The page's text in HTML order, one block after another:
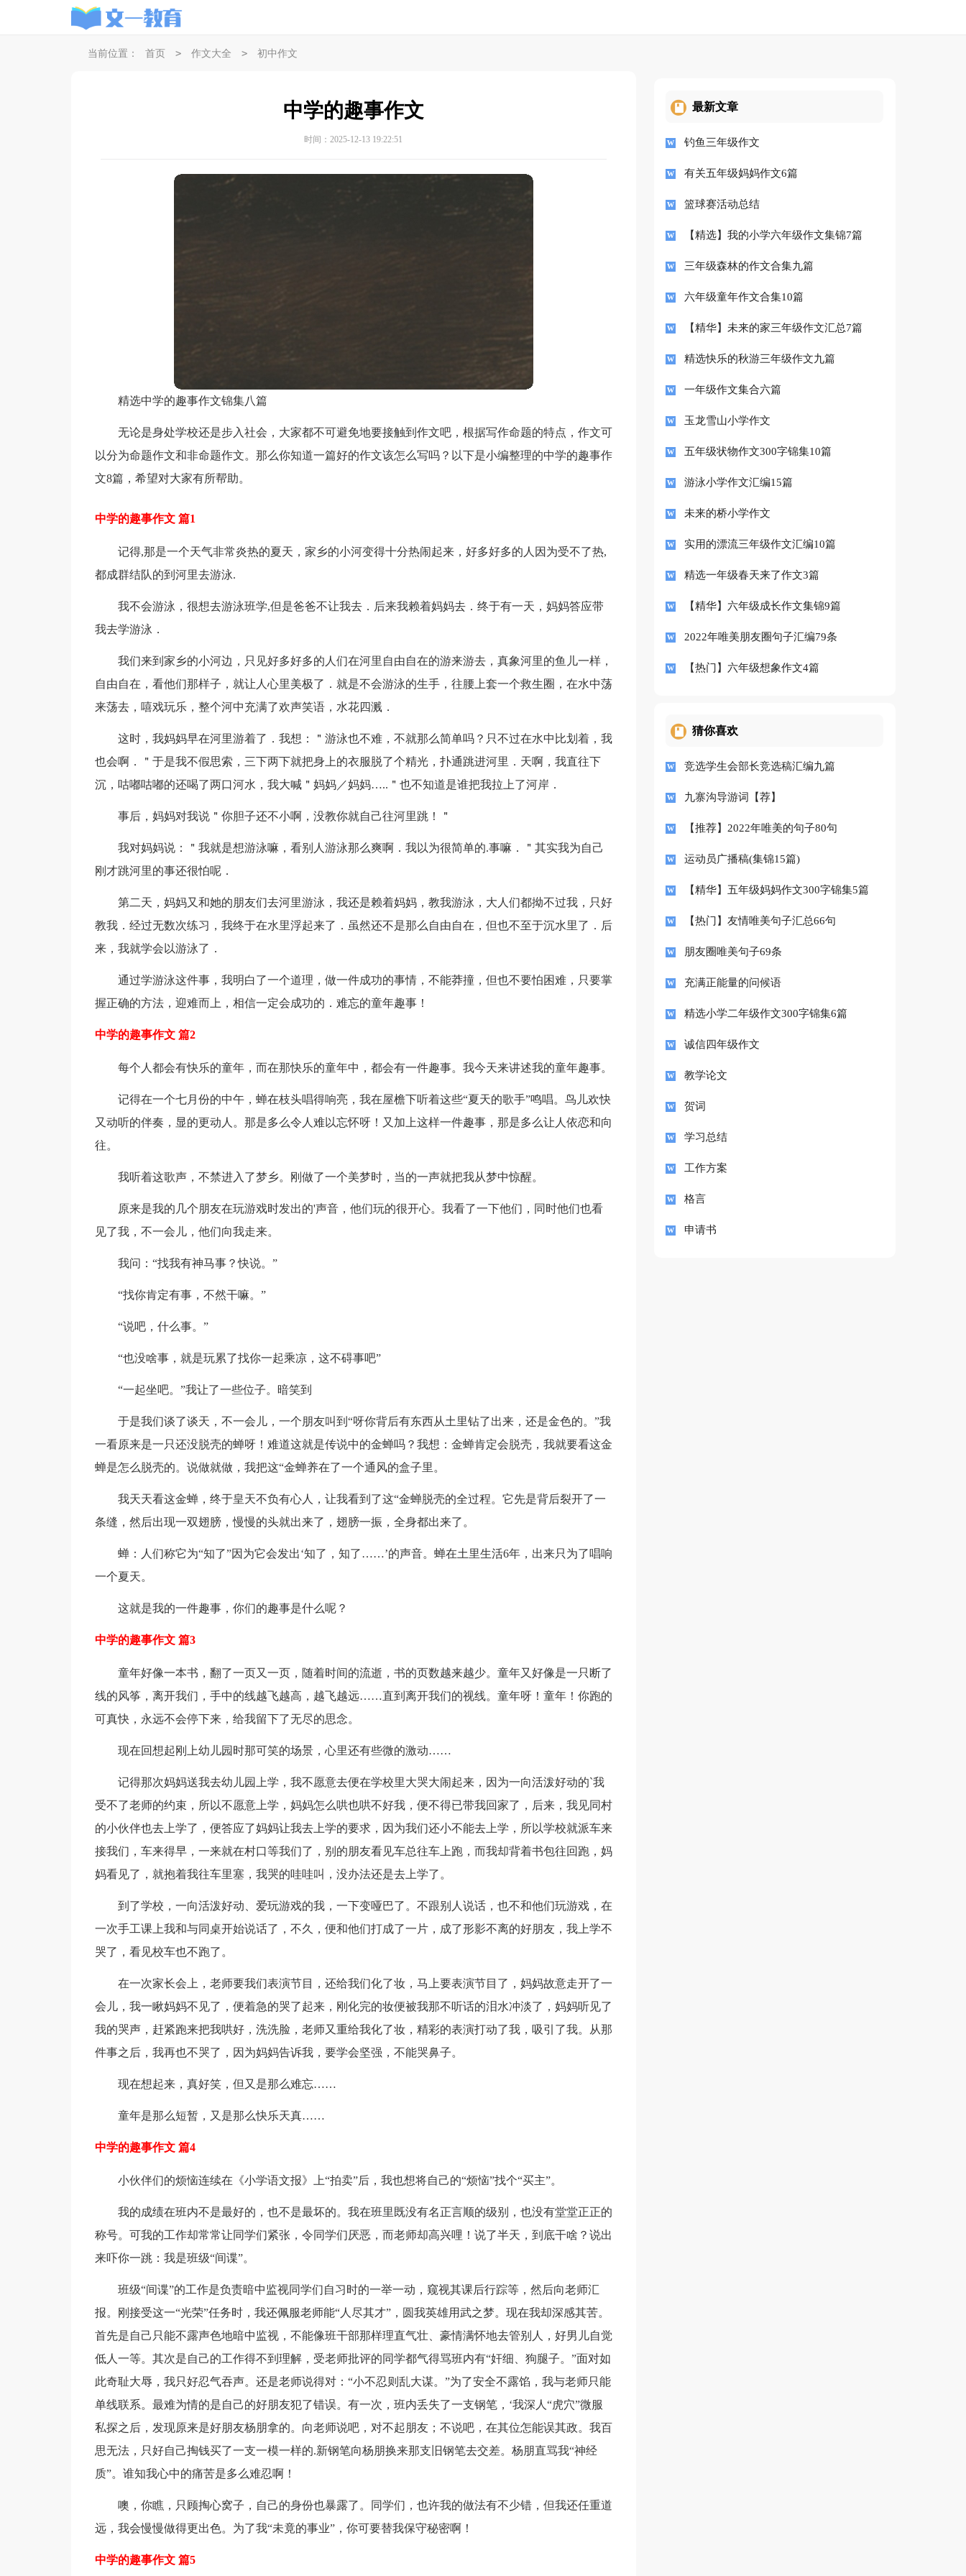
当前位置： 首页 > 作文大全 > 初中作文
中学的趣事作文
时间：2025-12-13 19:22:51
精选中学的趣事作文锦集八篇
无论是身处学校还是步入社会，大家都不可避免地要接触到作文吧，根据写作命题的特点，作文可
以分为命题作文和非命题作文。那么你知道一篇好的作文该怎么写吗？以下是小编整理的中学的趣事作
文8篇，希望对大家有所帮助。
中学的趣事作文 篇1
记得,那是一个天气非常炎热的夏天，家乡的小河变得十分热闹起来，好多好多的人因为受不了热,
都成群结队的到河里去游泳.
我不会游泳，很想去游泳班学,但是爸爸不让我去．后来我赖着妈妈去．终于有一天，妈妈答应带
我去学游泳．
我们来到家乡的小河边，只见好多好多的人们在河里自由自在的游来游去，真象河里的鱼儿一样，
自由自在，看他们那样子，就让人心里美极了．就是不会游泳的生手，往腰上套一个救生圈，在水中荡
来荡去，嘻戏玩乐，整个河中充满了欢声笑语，水花四溅．
这时，我妈妈早在河里游着了．我想：＂游泳也不难，不就那么简单吗？只不过在水中比划着，我
也会啊．＂于是我不假思索，三下两下就把身上的衣服脱了个精光，扑通跳进河里．天啊，我直往下
沉，咕嘟咕嘟的还喝了两口河水，我大喊＂妈妈／妈妈…..＂也不知道是谁把我拉上了河岸．
事后，妈妈对我说＂你胆子还不小啊，没教你就自己往河里跳！＂
我对妈妈说：＂我就是想游泳嘛，看别人游泳那么爽啊．我以为很简单的.事嘛．＂其实我为自己
刚才跳河里的事还很怕呢．
第二天，妈妈又和她的朋友们去河里游泳，我还是赖着妈妈，教我游泳，大人们都拗不过我，只好
教我．经过无数次练习，我终于在水里浮起来了．虽然还不是那么自由自在，但也不至于沉水里了．后
来，我就学会以游泳了．
通过学游泳这件事，我明白了一个道理，做一件成功的事情，不能莽撞，但也不要怕困难，只要掌
握正确的方法，迎难而上，相信一定会成功的．难忘的童年趣事！
中学的趣事作文 篇2
每个人都会有快乐的童年，而在那快乐的童年中，都会有一件趣事。我今天来讲述我的童年趣事。
记得在一个七月份的中午，蝉在枝头唱得响亮，我在屋檐下听着这些“夏天的歌手”鸣唱。鸟儿欢快
又动听的伴奏，显的更动人。那是多么令人难以忘怀呀！又加上这样一件趣事，那是多么让人依恋和向
往。
我听着这歌声，不禁进入了梦乡。刚做了一个美梦时，当的一声就把我从梦中惊醒。
原来是我的几个朋友在玩游戏时发出的'声音，他们玩的很开心。我看了一下他们，同时他们也看
见了我，不一会儿，他们向我走来。
我问：“找我有神马事？快说。”
“找你肯定有事，不然干嘛。”
“说吧，什么事。”
“也没啥事，就是玩累了找你一起乘凉，这不碍事吧”
“一起坐吧。”我让了一些位子。暗笑到
于是我们谈了谈天，不一会儿，一个朋友叫到“呀你背后有东西从土里钻了出来，还是金色的。”我
一看原来是一只还没脱壳的蝉呀！难道这就是传说中的金蝉吗？我想：金蝉肯定会脱壳，我就要看这金
蝉是怎么脱壳的。说做就做，我把这“金蝉养在了一个通风的盒子里。
我天天看这金蝉，终于皇天不负有心人，让我看到了这“金蝉脱壳的全过程。它先是背后裂开了一
条缝，然后出现一双翅膀，慢慢的头就出来了，翅膀一振，全身都出来了。
蝉：人们称它为“知了”因为它会发出‘知了，知了……’的声音。蝉在土里生活6年，出来只为了唱响
一个夏天。
这就是我的一件趣事，你们的趣事是什么呢？
中学的趣事作文 篇3
童年好像一本书，翻了一页又一页，随着时间的流逝，书的页数越来越少。童年又好像是一只断了
线的风筝，离开我们，手中的线越飞越高，越飞越远……直到离开我们的视线。童年呀！童年！你跑的
可真快，永远不会停下来，给我留下了无尽的思念。
现在回想起刚上幼儿园时那可笑的场景，心里还有些微的激动……
记得那次妈妈送我去幼儿园上学，我不愿意去便在学校里大哭大闹起来，因为一向活泼好动的`我
受不了老师的约束，所以不愿意上学，妈妈怎么哄也哄不好我，便不得已带我回家了，后来，我见同村
的小伙伴也去上学了，便答应了妈妈让我去上学的要求，因为我们还小不能去上学，所以学校就派车来
接我们，车来得早，一来就在村口等我们了，别的朋友看见车总往车上跑，而我却背着书包往回跑，妈
妈看见了，就抱着我往车里塞，我哭的哇哇叫，没办法还是去上学了。
到了学校，一向活泼好动、爱玩游戏的我，一下变哑巴了。不跟别人说话，也不和他们玩游戏，在
一次手工课上我和与同桌开始说话了，不久，便和他们打成了一片，成了形影不离的好朋友，我上学不
哭了，看见校车也不跑了。
在一次家长会上，老师要我们表演节目，还给我们化了妆，马上要表演节目了，妈妈故意走开了一
会儿，我一瞅妈妈不见了，便着急的哭了起来，刚化完的妆便被我那不听话的泪水冲淡了，妈妈听见了
我的哭声，赶紧跑来把我哄好，洗洗脸，老师又重给我化了妆，精彩的表演打动了我，吸引了我。从那
件事之后，我再也不哭了，因为妈妈告诉我，要学会坚强，不能哭鼻子。
现在想起来，真好笑，但又是那么难忘……
童年是那么短暂，又是那么快乐天真……
中学的趣事作文 篇4
小伙伴们的烦恼连续在《小学语文报》上“拍卖”后，我也想将自己的“烦恼”找个“买主”。
我的成绩在班内不是最好的，也不是最坏的。我在班里既没有名正言顺的级别，也没有堂堂正正的
称号。可我的工作却常常让同学们紧张，令同学们厌恶，而老师却高兴哩！说了半天，到底干啥？说出
来吓你一跳：我是班级“间谍”。
班级“间谍”的工作是负责暗中监视同学们自习时的一举一动，窥视其课后行踪等，然后向老师汇
报。刚接受这一“光荣”任务时，我还佩服老师能“人尽其才”，圆我英雄用武之梦。现在我却深感其苦。
首先是自己只能不露声色地暗中监视，不能像班干部那样理直气壮、豪情满怀地去管别人，好男儿自觉
低人一等。其次是自己的工作得不到理解，受老师批评的同学都气得骂班内有“奸细、狗腿子。”面对如
此奇耻大辱，我只好忍气吞声。还是老师说得对：“小不忍则乱大谋。”为了安全不露馅，我与老师只能
单线联系。最难为情的是自己的好朋友犯了错误。有一次，班内丢失了一支钢笔，‘我深人“虎穴”微服
私探之后，发现原来是好朋友杨朋拿的。向老师说吧，对不起朋友；不说吧，在其位怎能误其政。我百
思无法，只好自己掏钱买了一支一模一样的.新钢笔向杨朋换来那支旧钢笔去交差。杨朋直骂我“神经
质”。谁知我心中的痛苦是多么难忍啊！
噢，你瞧，只顾掏心窝子，自己的身份也暴露了。同学们，也许我的做法有不少错，但我还任重道
远，我会慢慢做得更出色。为了我“未竟的事业”，你可要替我保守秘密啊！
中学的趣事作文 篇5
最新文章
钓鱼三年级作文
有关五年级妈妈作文6篇
篮球赛活动总结
【精选】我的小学六年级作文集锦7篇
三年级森林的作文合集九篇
六年级童年作文合集10篇
【精华】未来的家三年级作文汇总7篇
精选快乐的秋游三年级作文九篇
一年级作文集合六篇
玉龙雪山小学作文
五年级状物作文300字锦集10篇
游泳小学作文汇编15篇
未来的桥小学作文
实用的漂流三年级作文汇编10篇
精选一年级春天来了作文3篇
【精华】六年级成长作文集锦9篇
2022年唯美朋友圈句子汇编79条
【热门】六年级想象作文4篇
猜你喜欢
竞选学生会部长竞选稿汇编九篇
九寨沟导游词【荐】
【推荐】2022年唯美的句子80句
运动员广播稿(集锦15篇)
【精华】五年级妈妈作文300字锦集5篇
【热门】友情唯美句子汇总66句
朋友圈唯美句子69条
充满正能量的问候语
精选小学二年级作文300字锦集6篇
诚信四年级作文
教学论文
贺词
学习总结
工作方案
格言
申请书